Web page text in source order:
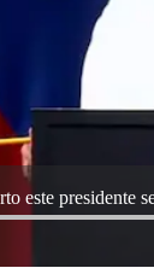
este presidente